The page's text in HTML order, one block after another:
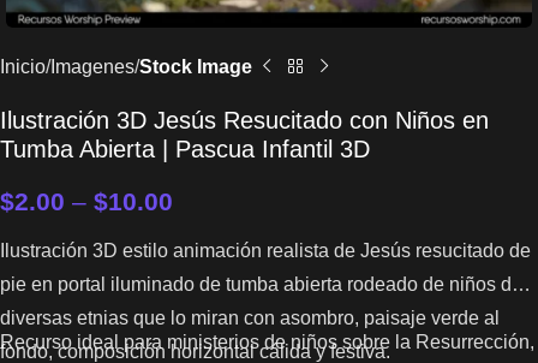
Inicio Imagenes Stock Image
Ilustración 3D Jesús Resucitado con Niños en
Tumba Abierta | Pascua Infantil 3D
$2.00 – $10.00
Ilustración 3D estilo animación realista de Jesús resucitado de
pie en portal iluminado de tumba abierta rodeado de niños de
diversas etnias que lo miran con asombro, paisaje verde al
fondo, composición horizontal cálida y festiva.
Recurso ideal para ministerios de niños sobre la Resurrección,